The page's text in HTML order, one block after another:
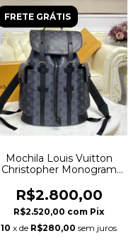
FRETE GRÁTIS
Mochila Louis Vuitton
Christopher Monogram
R$2.800,00
R$2.520,00 com Pix
10 x de R$280,00 sem juros